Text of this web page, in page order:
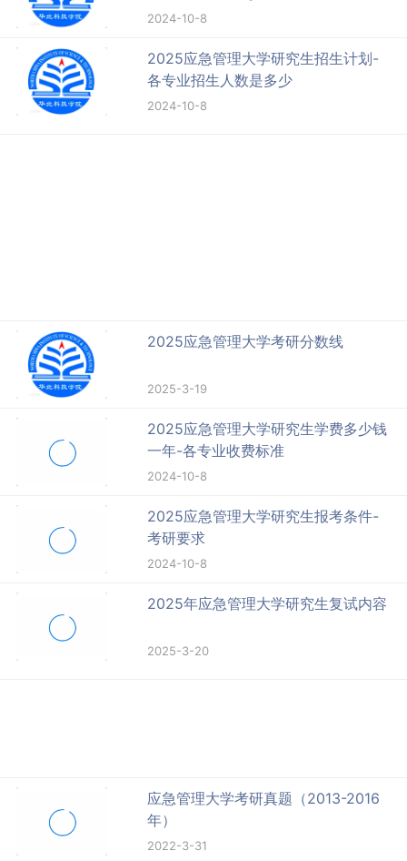
2024-10-8
2025应急管理大学研究生招生计划-
各专业招生人数是多少
2024-10-8
2025应急管理大学考研分数线
2025-3-19
2025应急管理大学研究生学费多少钱
一年-各专业收费标准
2024-10-8
2025应急管理大学研究生报考条件-
考研要求
2024-10-8
2025年应急管理大学研究生复试内容
2025-3-20
应急管理大学考研真题（2013-2016
年）
2022-3-31